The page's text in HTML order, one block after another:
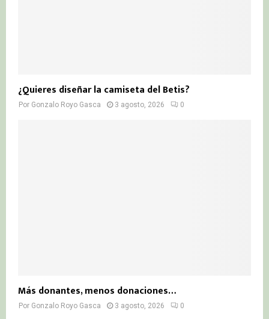
¿Quieres diseñar la camiseta del Betis?
Por Gonzalo Royo Gasca 3 agosto, 2026 0
Más donantes, menos donaciones…
Por Gonzalo Royo Gasca 3 agosto, 2026 0